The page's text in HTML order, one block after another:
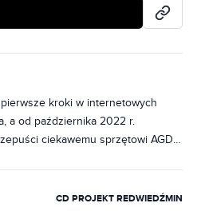
pierwsze kroki w internetowych
a od października 2022 r.
ciekawemu sprzętowi AGD.
CD PROJEKT REDWIEDŹMIN